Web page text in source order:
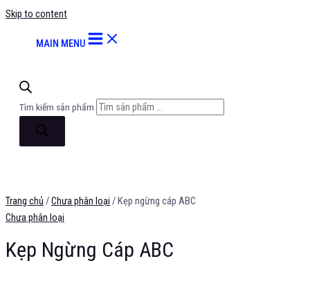
Skip to content
MAIN MENU
Tìm kiếm sản phẩm
Trang chủ /Chưa phân loại / Kẹp ngừng cáp ABC
Chưa phân loại
Kẹp Ngừng Cáp ABC